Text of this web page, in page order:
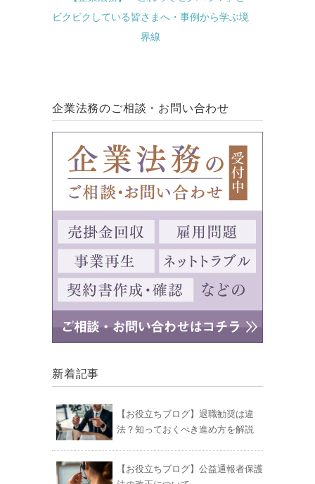
ビクビクしている皆さまへ・事例から学ぶ境
界線
企業法務のご相談・お問い合わせ
新着記事
【お役立ちブログ】退職勧奨は違
法？知っておくべき進め方を解説
【お役立ちブログ】公益通報者保護